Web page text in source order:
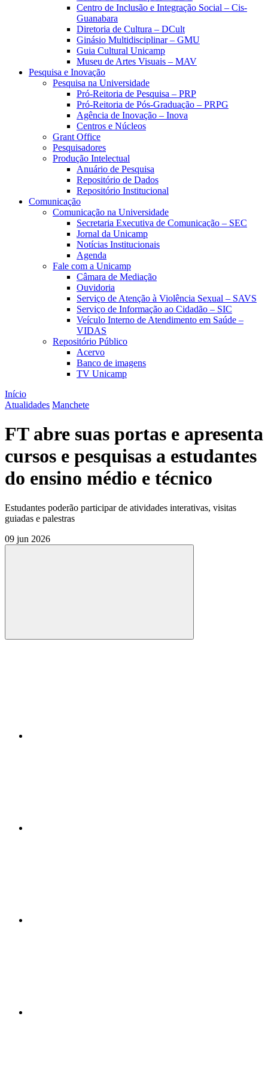
Centro de Inclusão e Integração Social – Cis-
Guanabara
Diretoria de Cultura – DCult
Ginásio Multidisciplinar – GMU
Guia Cultural Unicamp
Museu de Artes Visuais – MAV
Pesquisa e Inovação
Pesquisa na Universidade
Pró-Reitoria de Pesquisa – PRP
Pró-Reitoria de Pós-Graduação – PRPG
Agência de Inovação – Inova
Centros e Núcleos
Grant Office
Pesquisadores
Produção Intelectual
Anuário de Pesquisa
Repositório de Dados
Repositório Institucional
Comunicação
Comunicação na Universidade
Secretaria Executiva de Comunicação – SEC
Jornal da Unicamp
Notícias Institucionais
Agenda
Fale com a Unicamp
Câmara de Mediação
Ouvidoria
Serviço de Atenção à Violência Sexual – SAVS
Serviço de Informação ao Cidadão – SIC
Veículo Interno de Atendimento em Saúde –
VIDAS
Repositório Público
Acervo
Banco de imagens
TV Unicamp
Início
Atualidades Manchete
FT abre suas portas e apresenta
cursos e pesquisas a estudantes
do ensino médio e técnico
Estudantes poderão participar de atividades interativas, visitas
guiadas e palestras
09 jun 2026
Compartilhar